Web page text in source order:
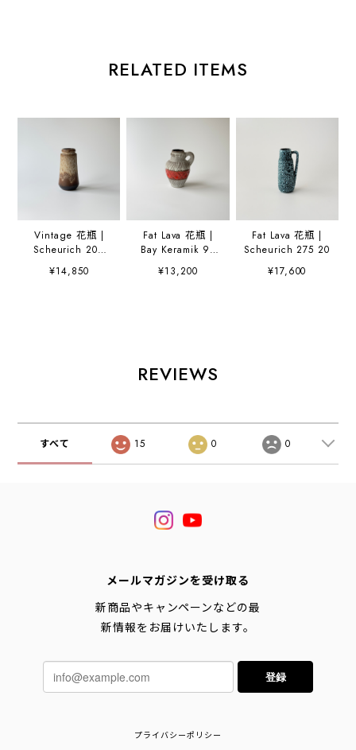
RELATED ITEMS
Vintage 花瓶 |
Scheurich 209
18
¥14,850
Fat Lava 花瓶 |
Bay Keramik 95
17
¥13,200
Fat Lava 花瓶 |
Scheurich 275 20
¥17,600
REVIEWS
すべて 15 0 0
メールマガジンを受け取る
新商品やキャンペーンなどの最
新情報をお届けいたします。
登録
プライバシーポリシー